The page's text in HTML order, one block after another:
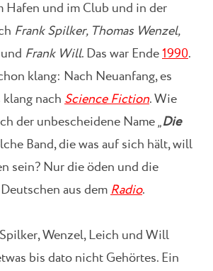
Hafen und im Club und in der
Frank Spilker, Thomas Wenzel,
und Frank Will. Das war Ende1990.
klang: Nach Neuanfang, es
nachScience Fiction. Wie
der unbescheidene Name „Die
Band, die was auf sich hält, will
sein? Nur die öden und die
aus demRadio.
Wenzel, Leich und Will
bis dato nicht Gehörtes. Ein